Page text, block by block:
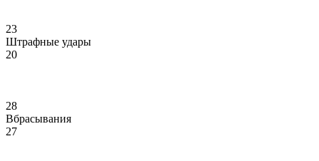
23
Штрафные удары
20
28
Вбрасывания
27